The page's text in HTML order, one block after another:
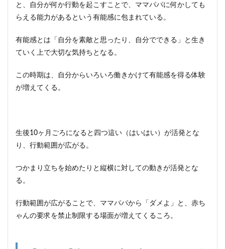
に注
触っ
しく
もの
って
1.6
生活
で欠
行動
に対
して
と、自分が何か行動を起こすことで、ママパパに何かしても
らえる能力があるという有能感に包まれている。
有能感とは「自分を素敵と思ったり、自分でできる」と生き
ていく上で大切な気持ちとなる。
この時期は、自分からいろいろ働きかけて有能感を得る体験
が増えてくる。
生後10ヶ月ごろになると四つ這い（はいはい）が活発とな
り、行動範囲が広がる。
つかまり立ちを始めたりと縦横に対しての動きが活発とな
る。
行動範囲が広がることで、ママパパから「ダメよ」と、赤ち
ゃんの要求を禁止制限する場面が増えてくるころ。